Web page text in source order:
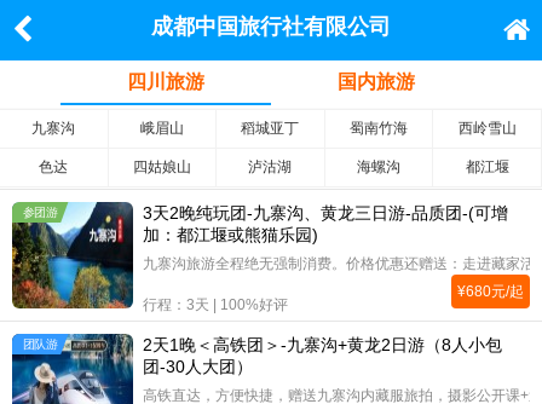
成都中国旅行社有限公司
四川旅游 国内旅游
九寨沟 峨眉山 稻城亚丁 蜀南竹海 西岭雪山
色达 四姑娘山 泸沽湖 海螺沟 都江堰
参团游
3天2晚纯玩团-九寨沟、黄龙三日游-品质团-(可增
加：都江堰或熊猫乐园)
九寨沟旅游全程绝无强制消费。价格优惠还赠送：走进藏家
行程：3天 | 100%好评
¥680元/起
团队游
2天1晚＜高铁团＞-九寨沟+黄龙2日游（8人小包
团-30人大团）
高铁直达，方便快捷，赠送九寨沟内藏服旅拍，摄影公开课+